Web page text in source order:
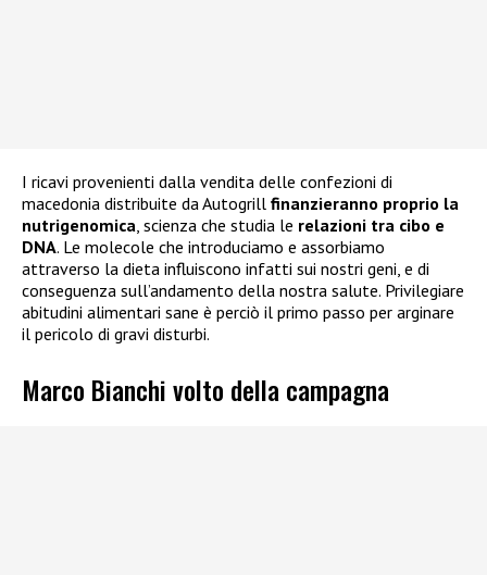
I ricavi provenienti dalla vendita delle confezioni di
macedonia distribuite da Autogrill finanzieranno proprio la
nutrigenomica, scienza che studia le relazioni tra cibo e
DNA. Le molecole che introduciamo e assorbiamo
attraverso la dieta influiscono infatti sui nostri geni, e di
conseguenza sull’andamento della nostra salute. Privilegiare
abitudini alimentari sane è perciò il primo passo per arginare
il pericolo di gravi disturbi.
Marco Bianchi volto della campagna